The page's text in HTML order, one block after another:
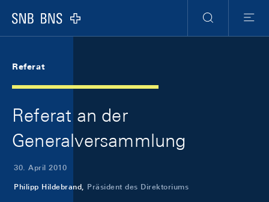
Logo
Suche
Menu
Referat
Referat an der
Generalversammlung
30. April 2010
Philipp Hildebrand, Präsident des Direktoriums